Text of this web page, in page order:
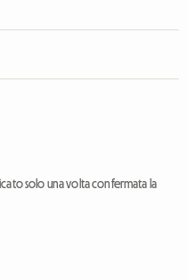
solo una volta confermata la